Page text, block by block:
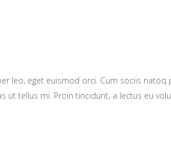
leo, eget euismod orci. Cum sociis
ut tellus mi. Proin tincidunt, a lectus eu